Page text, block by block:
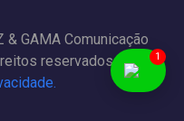
GAMA Comunicação
reservados.
1